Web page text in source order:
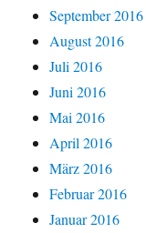
September 2016
August 2016
Juli 2016
Juni 2016
Mai 2016
April 2016
März 2016
Februar 2016
Januar 2016